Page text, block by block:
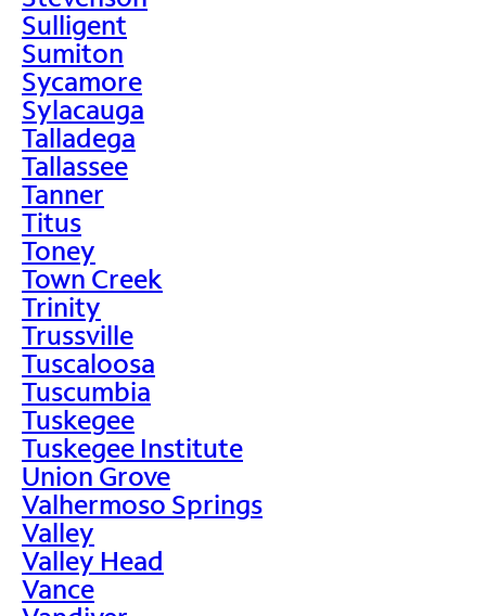
Sulligent
Sumiton
Sycamore
Sylacauga
Talladega
Tallassee
Tanner
Titus
Toney
Town Creek
Trinity
Trussville
Tuscaloosa
Tuscumbia
Tuskegee
Tuskegee Institute
Union Grove
Valhermoso Springs
Valley
Valley Head
Vance